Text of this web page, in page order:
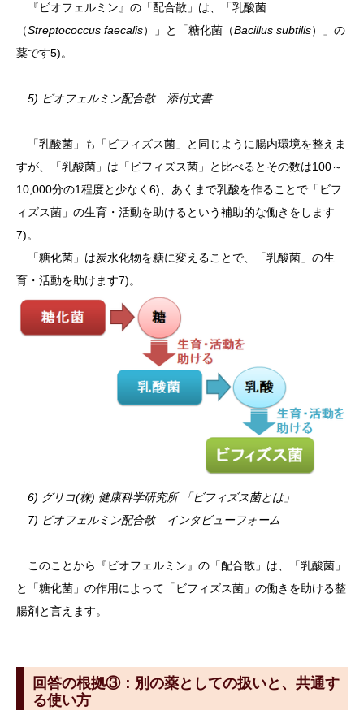
『ビオフェルミン』の「配合散」は、「乳酸菌
（Streptococcus faecalis）」と「糖化菌（Bacillus subtilis）」の
薬です5)。
5) ビオフェルミン配合散 添付文書
「乳酸菌」も「ビフィズス菌」と同じように腸内環境を整えま
すが、「乳酸菌」は「ビフィズス菌」と比べるとその数は100～
10,000分の1程度と少なく6)、あくまで乳酸を作ることで「ビフ
ィズス菌」の生育・活動を助けるという補助的な働きをします
7)。
「糖化菌」は炭水化物を糖に変えることで、「乳酸菌」の生
育・活動を助けます7)。
6) グリコ(株) 健康科学研究所 「ビフィズス菌とは」
7) ビオフェルミン配合散 インタビューフォーム
このことから『ビオフェルミン』の「配合散」は、「乳酸菌」
と「糖化菌」の作用によって「ビフィズス菌」の働きを助ける整
腸剤と言えます。
回答の根拠③：別の薬としての扱いと、共通す
る使い方